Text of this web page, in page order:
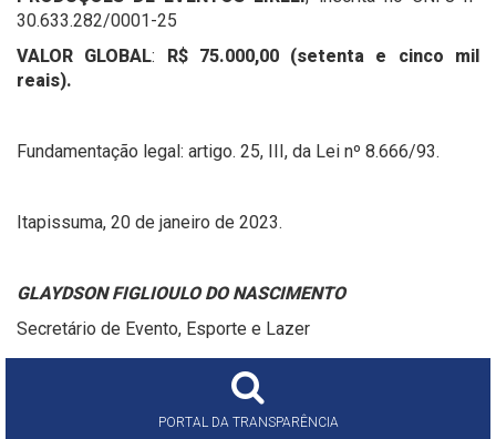
30.633.282/0001-25
VALOR GLOBAL: R$ 75.000,00 (setenta e cinco mil
reais).
Fundamentação legal: artigo. 25, III, da Lei nº 8.666/93.
Itapissuma, 20 de janeiro de 2023.
GLAYDSON FIGLIOULO DO NASCIMENTO
Secretário de Evento, Esporte e Lazer
PORTAL DA TRANSPARÊNCIA